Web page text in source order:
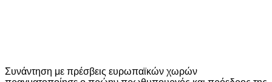
Συνάντηση με πρέσβεις ευρωπαϊκών χωρών